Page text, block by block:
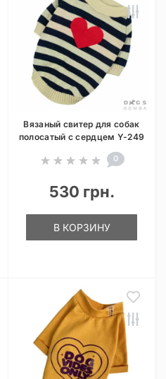
Вязаный свитер для собак
полосатый с сердцем Y-249
0
530 грн.
В КОРЗИНУ